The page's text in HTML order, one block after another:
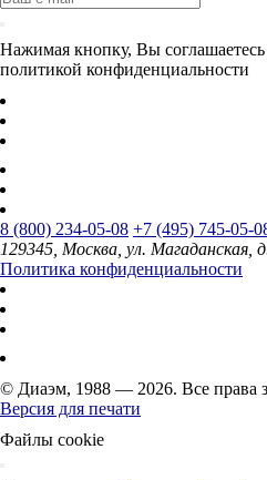
Нажимая кнопку, Вы
политикой конфиденциальности
8 (800) 234-05-08 +7 (495) 745-05-
129345, Москва, ул. Магаданская,
Политика конфиденциальности
© Диаэм, 1988 — 2026. Все права
Версия для печати
Файлы cookie